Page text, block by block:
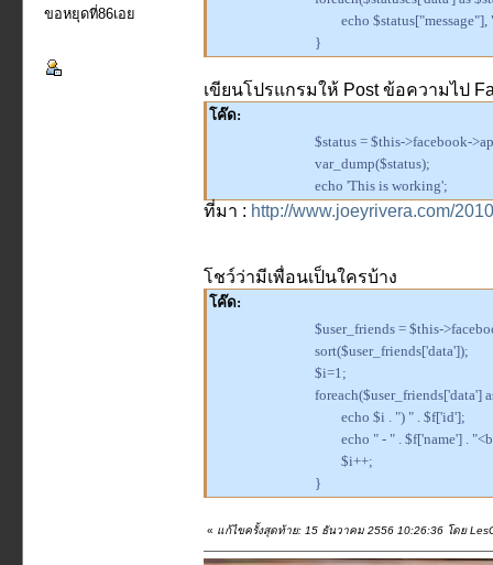
ขอหยุดที่86เอย
echo
}
เขียนโปรแกรมให้ Post ข้อความไป
โค๊ด:
$status = $this->facebook-
var_dump($status);
echo 'This is working';
ที่มา : http://www.joeyrivera.com/
โชว์ว่ามีเพื่อนเป็นใครบ้าง
โค๊ด:
$user_friends = $this-
sort($user_friends['data']);
$i=1;
foreach($user_friends['data']
echo $i . ") " . $f['id'];
echo " - " . $f['name'] .
$i++;
}
« แก้ไขครั้งสุดท้าย: 15 ธันวาคม 2556 10:26:36 โดย